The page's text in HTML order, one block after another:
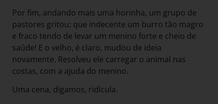
Por fim, andando mais uma horinha, um grupo de
pastores gritou: que indecente um burro tão magro
e fraco tendo de levar um menino forte e cheio de
saúde! E o velho, é claro, mudou de ideia
novamente. Resolveu ele carregar o animal nas
costas, com a ajuda do menino.
Uma cena, digamos, ridícula.